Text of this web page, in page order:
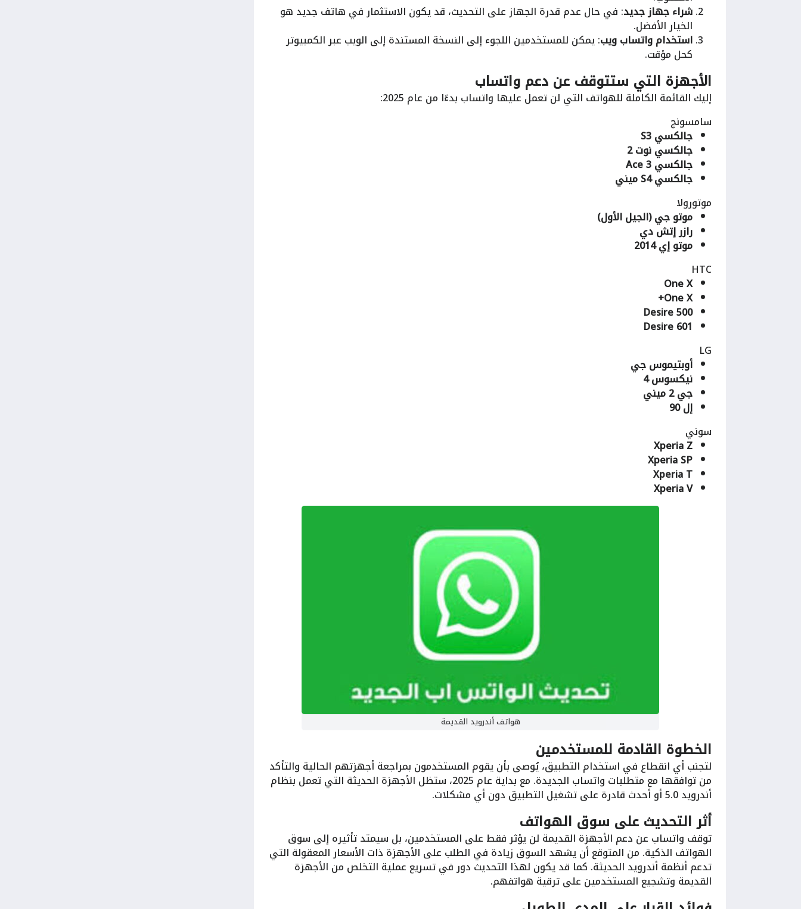
شراء جهاز جديد: في حال عدم قدرة الجهاز على التحديث، قد يكون الاستثمار في هاتف جديد هو
الخيار الأفضل.
استخدام واتساب ويب: يمكن للمستخدمين اللجوء إلى النسخة المستندة إلى الويب عبر الكمبيوتر
كحل مؤقت.
الأجهزة التي ستتوقف عن دعم واتساب
إليك القائمة الكاملة للهواتف التي لن تعمل عليها واتساب بدءًا من عام 2025:
سامسونج
جالكسي S3
جالكسي نوت 2
جالكسي Ace 3
جالكسي S4 ميني
موتورولا
موتو جي (الجيل الأول)
رازر إتش دي
موتو إي 2014
HTC
One X
One X+
Desire 500
Desire 601
LG
أوبتيموس جي
نيكسوس 4
جي 2 ميني
إل 90
سوني
Xperia Z
Xperia SP
Xperia T
Xperia V
هواتف أندرويد القديمة
الخطوة القادمة للمستخدمين
لتجنب أي انقطاع في استخدام التطبيق، يُوصى بأن يقوم المستخدمون بمراجعة أجهزتهم الحالية والتأكد
من توافقها مع متطلبات واتساب الجديدة. مع بداية عام 2025، ستظل الأجهزة الحديثة التي تعمل بنظام
أندرويد 5.0 أو أحدث قادرة على تشغيل التطبيق دون أي مشكلات.
أثر التحديث على سوق الهواتف
توقف واتساب عن دعم الأجهزة القديمة لن يؤثر فقط على المستخدمين، بل سيمتد تأثيره إلى سوق
الهواتف الذكية. من المتوقع أن يشهد السوق زيادة في الطلب على الأجهزة ذات الأسعار المعقولة التي
تدعم أنظمة أندرويد الحديثة. كما قد يكون لهذا التحديث دور في تسريع عملية التخلص من الأجهزة
القديمة وتشجيع المستخدمين على ترقية هواتفهم.